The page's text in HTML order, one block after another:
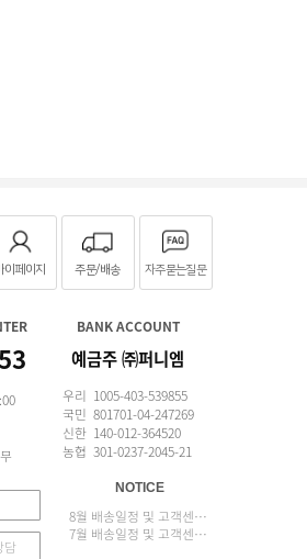
이페이지 주문/배송 자주묻는질문
담
BANK ACCOUNT
예금주 ㈜퍼니엠
우리 1005-403-539855
국민 801701-04-247269
신한 140-012-364520
농협 301-0237-2045-21
NOTICE
8월 배송일정 및 고객센터 업무 안내
7월 배송일정 및 고객센터 업무 안내